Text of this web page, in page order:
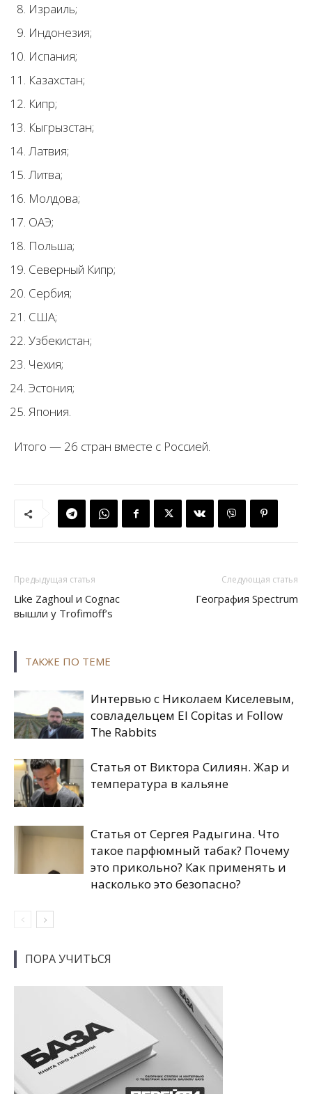
Израиль;
Индонезия;
Испания;
Казахстан;
Кипр;
Кыгрызстан;
Латвия;
Литва;
Молдова;
ОАЭ;
Польша;
Северный Кипр;
Сербия;
США;
Узбекистан;
Чехия;
Эстония;
Япония.
Итого — 26 стран вместе с Россией.
Предыдущая статья
Like Zaghoul и Cognac
вышли у Trofimoff’s
Следующая статья
География Spectrum
ТАКЖЕ ПО ТЕМЕ
Интервью с Николаем Киселевым,
совладельцем El Copitas и Follow
The Rabbits
Статья от Виктора Силиян. Жар и
температура в кальяне
Статья от Сергея Радыгина. Что
такое парфюмный табак? Почему
это прикольно? Как применять и
насколько это безопасно?
ПОРА УЧИТЬСЯ